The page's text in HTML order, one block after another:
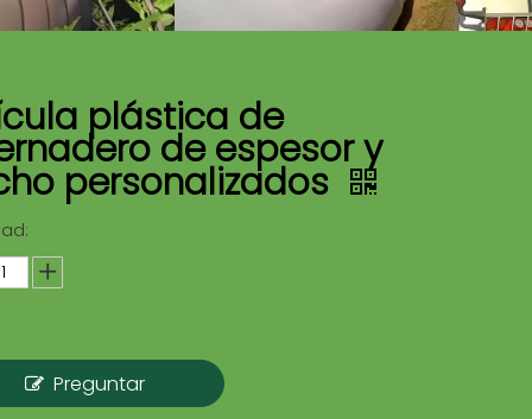
plástica de
de espesor y
personalizados
Preguntar